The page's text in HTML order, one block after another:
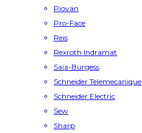
Piovan
Pro-Face
Reis
Rexroth Indramat
Saia-Burgess
Schneider Telemecanique
Schneider Electric
Sew
Sharp